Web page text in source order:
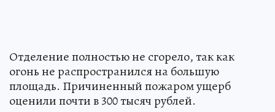
Отделение полностью не сгорело, так как
огонь не распространился на большую
площадь. Причиненный пожаром ущерб
оценили почти в 300 тысяч рублей.